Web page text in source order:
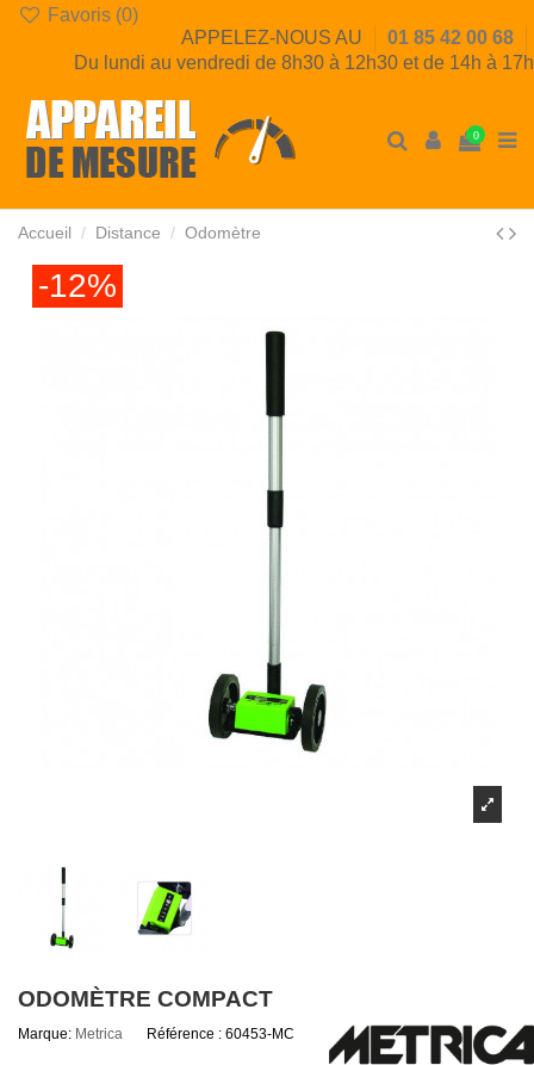
Favoris (0)
APPELEZ-NOUS AU
01 85 42 00 68
Du lundi au vendredi de 8h30 à 12h30 et de 14h à 17h
0
Accueil Distance Odomètre
-12%
ODOMÈTRE COMPACT
Marque: Metrica Référence : 60453-MC